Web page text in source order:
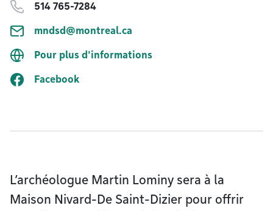
514 765-7284
mndsd@montreal.ca
Pour plus d'informations
Facebook
L’archéologue Martin Lominy sera à la
Maison Nivard-De Saint-Dizier pour offrir